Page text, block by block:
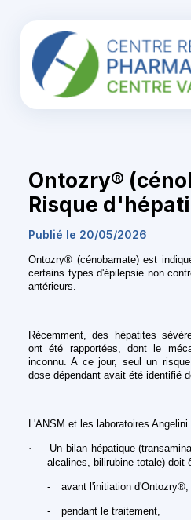
Ontozry®
Risque
Publié le 20/05/2026
Ontozry® (cénobamate) est
certains types d'épilepsie non
antérieurs.
Récemment, des hépatites
ont été rapportées, dont le
inconnu. A ce jour, seul un
dose dépendant avait été identifié
L'ANSM et les laboratoires
·
Un bilan hépatique
alcalines, bilirubine totale) doit
- avant l'initiation d'Ontozry®,
- pendant le traitement,